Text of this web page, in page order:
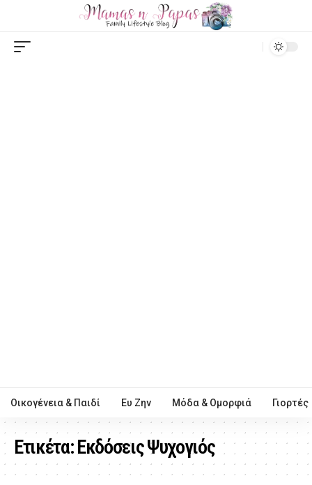
Οικογένεια & Παιδί Ευ Ζην Μόδα & Ομορφιά Γιορτές
Ετικέτα:Εκδόσεις Ψυχογιός